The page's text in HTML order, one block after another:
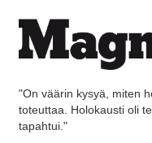
"On väärin kysyä, miten
toteuttaa. Holokausti oli
tapahtui."